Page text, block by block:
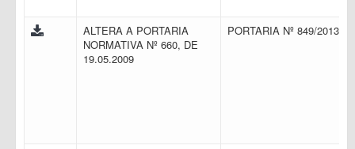
ALTERA A PORTARIA
NORMATIVA Nº 660, DE
19.05.2009
PORTARIA Nº 849/2013